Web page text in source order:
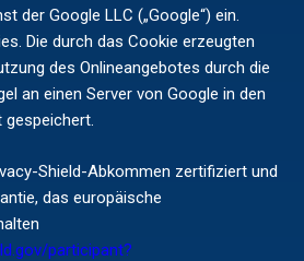
der Google LLC („Google“) ein.
Die durch das Cookie erzeugten
des Onlineangebotes durch die
an einen Server von Google in den
gespeichert.
Shield-Abkommen zertifiziert und
das europäische
participant?